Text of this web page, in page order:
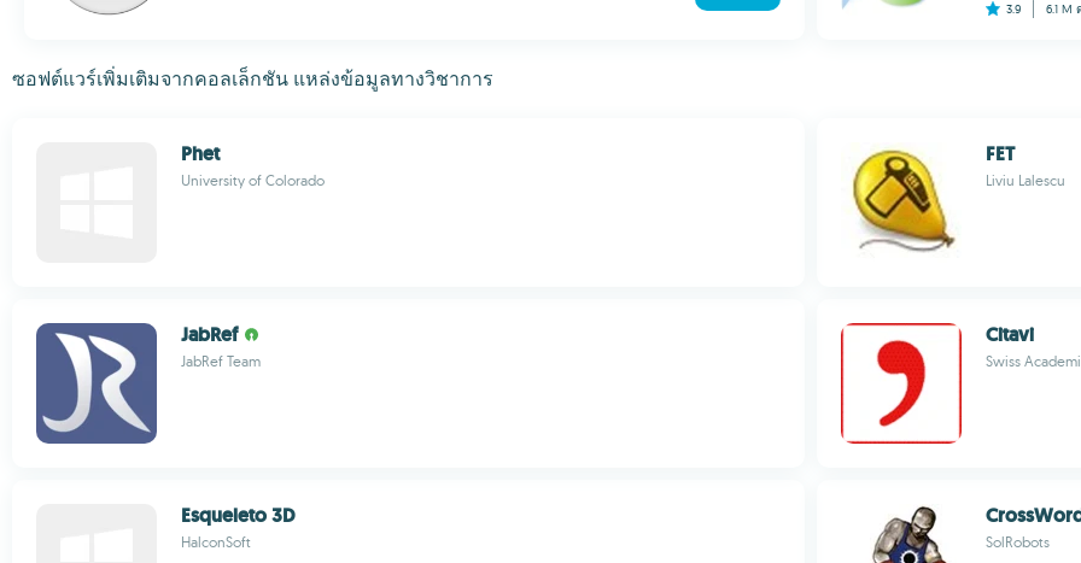
3.9 6.1 M
ซอฟต์แวร์เพิ่มเติมจากคอลเล็กชัน แหล่งข้อมูลทางวิชาการ
Phet
University of Colorado
FET
Liviu Lalescu
JabRef
JabRef Team
Citavi
Swiss
Esqueleto 3D
HalconSoft SolRobots